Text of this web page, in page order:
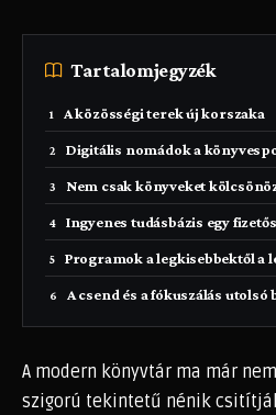
Tartalomjegyzék
A közösségi terek új korszaka
Digitális nomádok a
Nem csak könyveket
Ingyenes tudásbázis egy
Programok a legkisebbektől a
A csend és a fókuszálás utolsó
A modern könyvtár ma már
szigorú tekintetű nénik